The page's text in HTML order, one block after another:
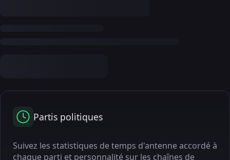
Partis politiques
Suivez les statistiques de temps d'antenne accordé à
chaque parti et personnalité sur les chaînes de